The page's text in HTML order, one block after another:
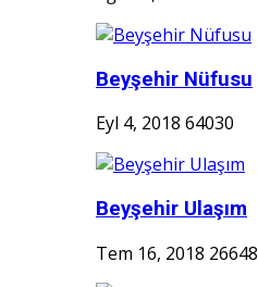
Beyşehir Nüfusu
Eyl 4, 2018 64030
Beyşehir Ulaşım
Tem 16, 2018 26648